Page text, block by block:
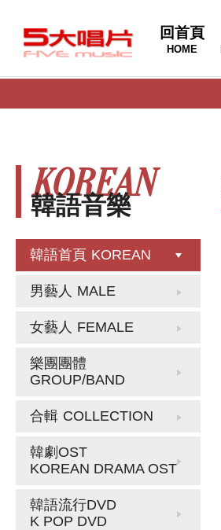
回首頁
HOME
韓語音樂
KOREAN
韓語首頁 KOREAN
男藝人 MALE
女藝人 FEMALE
樂團團體
GROUP/BAND
合輯 COLLECTION
韓劇OST
KOREAN DRAMA OST
韓語流行DVD
K POP DVD